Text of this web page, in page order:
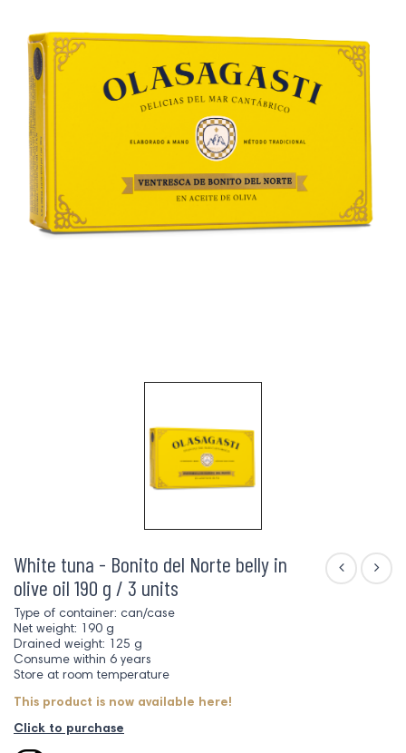
White tuna - Bonito del Norte belly in
olive oil 190 g / 3 units
Type of container: can/case
Net weight: 190 g
Drained weight: 125 g
Consume within 6 years
Store at room temperature
This product is now available here!
Click to purchase